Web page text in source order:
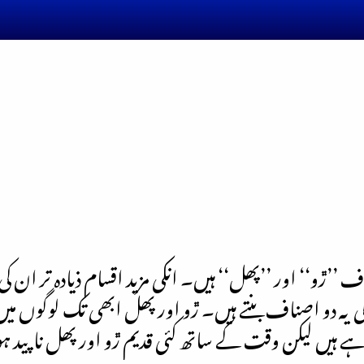
اور ’’پھل‘‘ ہیں۔ انکی مزید اقسام ذیادہ تر ان
یہ دو اصناف بنتے ہیں۔ ڙو اور پھل ابھی تک لوگوں
ہیں لیکن وقت کے ساتھ کئی قدیم ڙو اور پھل